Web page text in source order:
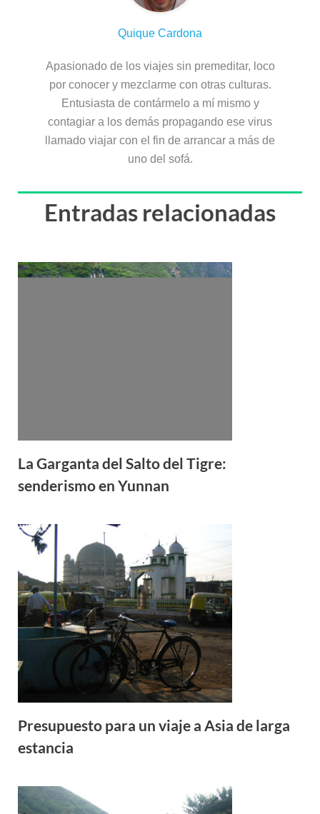
Quique Cardona
Apasionado de los viajes sin premeditar, loco
por conocer y mezclarme con otras culturas.
Entusiasta de contármelo a mí mismo y
contagiar a los demás propagando ese virus
llamado viajar con el fin de arrancar a más de
uno del sofá.
Entradas relacionadas
La Garganta del Salto del Tigre:
senderismo en Yunnan
Presupuesto para un viaje a Asia de larga
estancia